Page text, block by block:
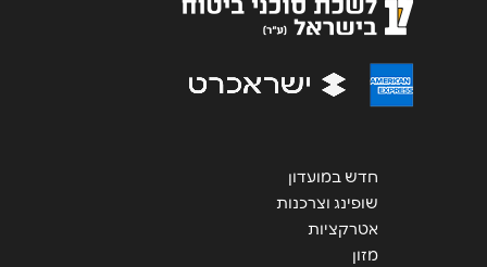
הודעה*
חדש במועדון
שופינג וצרכנות
אטרקציות
מזון